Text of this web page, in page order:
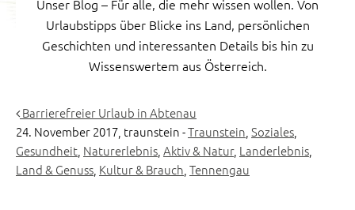
Unser Blog – Für alle, die mehr wissen wollen. Von
Urlaubstipps über Blicke ins Land, persönlichen
Geschichten und interessanten Details bis hin zu
Wissenswertem aus Österreich.
Barrierefreier Urlaub in Abtenau
24. November 2017, traunstein-Traunstein Soziales
Gesundheit Naturerlebnis Aktiv & Natur, Landerlebnis
Land & Genuss Kultur & Brauch Tennengau